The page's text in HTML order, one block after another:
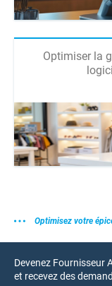
Optimiser la
Optimisez votre
Devenez Fournisseur
et recevez des